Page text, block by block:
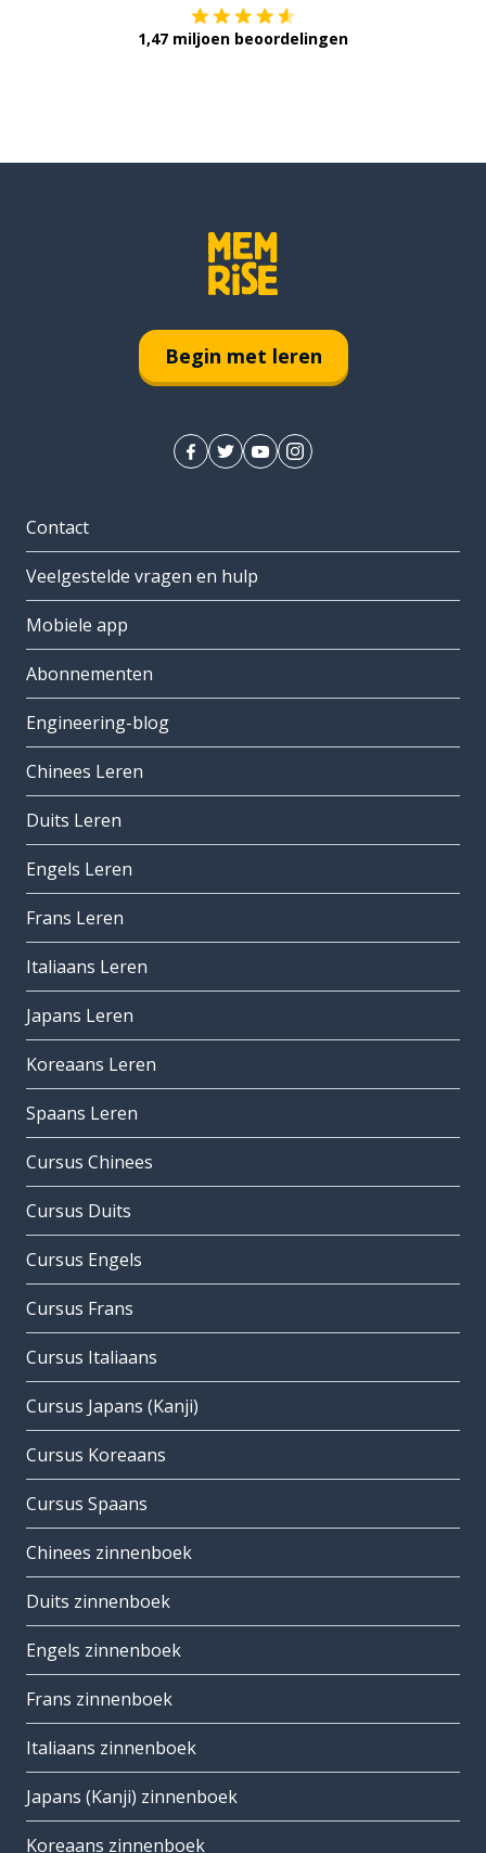
1,47 miljoen beoordelingen
Begin met leren
Contact
Veelgestelde vragen en hulp
Mobiele app
Abonnementen
Engineering-blog
Chinees Leren
Duits Leren
Engels Leren
Frans Leren
Italiaans Leren
Japans Leren
Koreaans Leren
Spaans Leren
Cursus Chinees
Cursus Duits
Cursus Engels
Cursus Frans
Cursus Italiaans
Cursus Japans (Kanji)
Cursus Koreaans
Cursus Spaans
Chinees zinnenboek
Duits zinnenboek
Engels zinnenboek
Frans zinnenboek
Italiaans zinnenboek
Japans (Kanji) zinnenboek
Koreaans zinnenboek